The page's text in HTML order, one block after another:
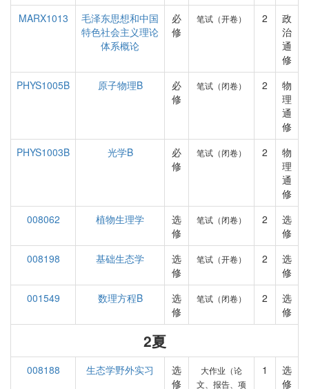
MARX1013
毛泽东思想和中国
特色社会主义理论
体系概论
必
修
笔试（开卷） 2
政
治
通
修
PHYS1005B
原子物理B
必
修
笔试（闭卷） 2
物
理
通
修
PHYS1003B
光学B
必
修
笔试（闭卷） 2
物
理
通
修
008062
植物生理学
选
修
笔试（闭卷） 2
选
修
008198
基础生态学
选
修
笔试（开卷） 2
选
修
001549
数理方程B
选
修
笔试（闭卷） 2
选
修
2夏
008188 生态学野外实习
选
修
大作业（论
文、报告、项
1
选
修